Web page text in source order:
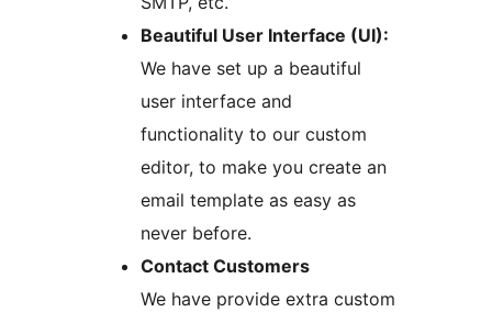
Beautiful User Interface (UI):
We have set up a beautiful
user interface and
functionality to our custom
editor, to make you create an
email template as easy as
never before.
Contact Customers
We have provide extra custom